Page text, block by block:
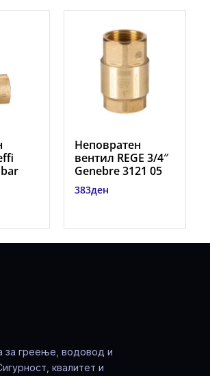
Неповратен
вентил REGE 3/4″
Genebre 3121 05
383ден
за греење, водовод и
квалитет и